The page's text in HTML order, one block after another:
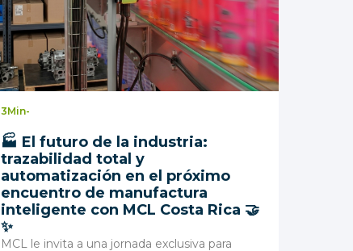
3Min-
🏭 El futuro de la industria:
trazabilidad total y
automatización en el próximo
encuentro de manufactura
inteligente con MCL Costa Rica 🤝
✨
MCL le invita a una jornada exclusiva para